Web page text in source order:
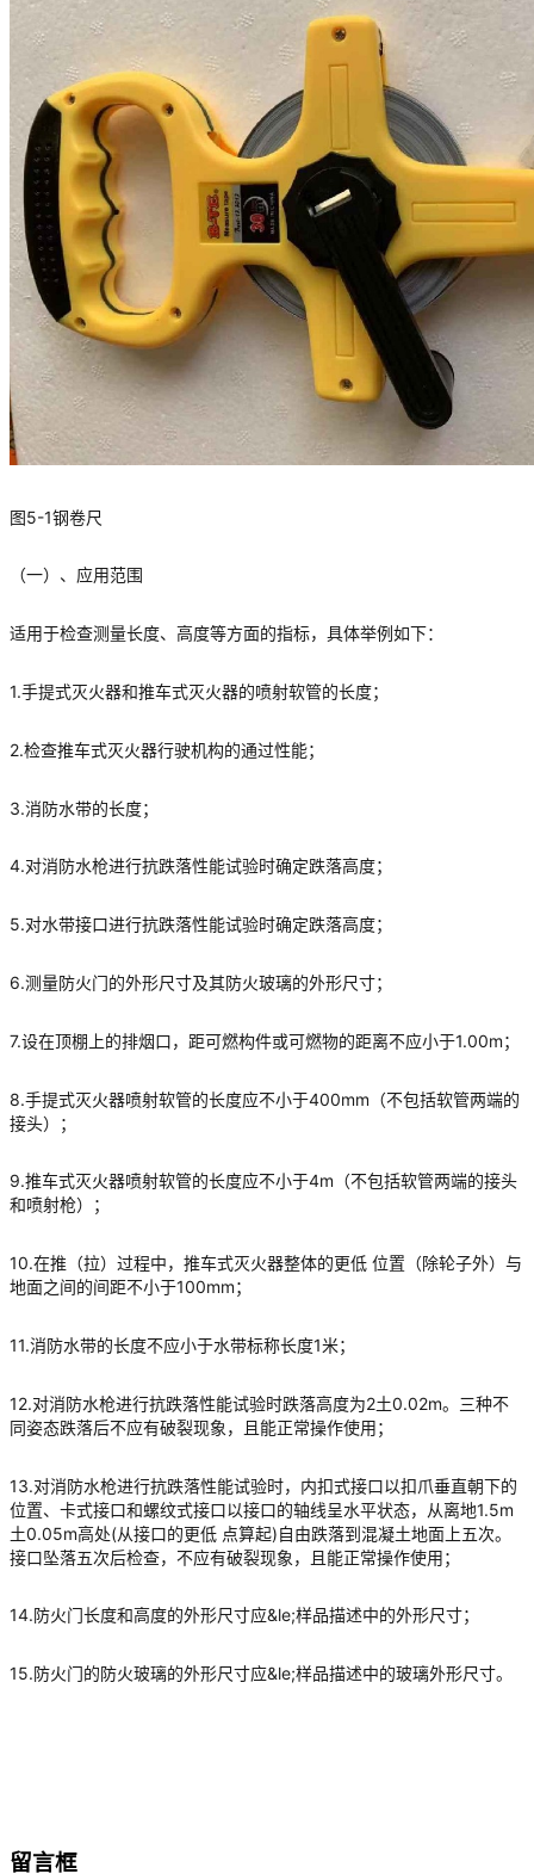
图5-1钢卷尺
（一）、应用范围
适用于检查测量长度、高度等方面的指标，具体举例如下：
1.手提式灭火器和推车式灭火器的喷射软管的长度；
2.检查推车式灭火器行驶机构的通过性能；
3.消防水带的长度；
4.对消防水枪进行抗跌落性能试验时确定跌落高度；
5.对水带接口进行抗跌落性能试验时确定跌落高度；
6.测量防火门的外形尺寸及其防火玻璃的外形尺寸；
7.设在顶棚上的排烟口，距可燃构件或可燃物的距离不应小于1.00m；
8.手提式灭火器喷射软管的长度应不小于400mm（不包括软管两端的
接头）；
9.推车式灭火器喷射软管的长度应不小于4m（不包括软管两端的接头
和喷射枪）；
10.在推（拉）过程中，推车式灭火器整体的更低 位置（除轮子外）与
地面之间的间距不小于100mm；
11.消防水带的长度不应小于水带标称长度1米；
12.对消防水枪进行抗跌落性能试验时跌落高度为2土0.02m。三种不
同姿态跌落后不应有破裂现象，且能正常操作使用；
13.对消防水枪进行抗跌落性能试验时，内扣式接口以扣爪垂直朝下的
位置、卡式接口和螺纹式接口以接口的轴线呈水平状态，从离地1.5m
土0.05m高处(从接口的更低 点算起)自由跌落到混凝土地面上五次。
接口坠落五次后检查，不应有破裂现象，且能正常操作使用；
14.防火门长度和高度的外形尺寸应&le;样品描述中的外形尺寸；
15.防火门的防火玻璃的外形尺寸应&le;样品描述中的玻璃外形尺寸。
留言框